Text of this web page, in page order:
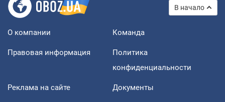
В начало
О компании Команда
Правовая информация
Политика
конфиденциальности
Реклама на сайте Документы